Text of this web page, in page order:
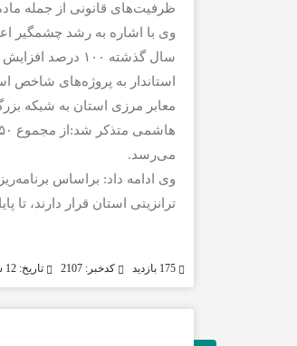
ظرفیت‌های قانونی از جمله ماده ۵۶، اعتبارات توازن و اوراق برای تأمین منابع مورد نیاز استفاده
سال گذشته ۱۰۰ درصد افزایش داشته که می‌تواند گام مهمی در تسریع روند اجرای پروژه‌ها باشد.
استاندار به پروژه‌های شاخص
معابر مرزی استان به شبکه
می‌رسد.
وی ادامه داد: براساس
ترانزیتی استان قرار دارند،
کدخبر: 2107 تاریخ: 12 سپتامبر 2025